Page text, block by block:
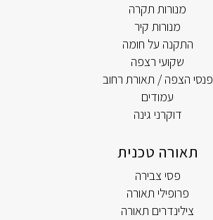
מנורות תקרה
מנורות קיר
התקנה על חומה
שקועי רצפה
פנסי הצפה / תאורת רחוב
עמודים
דוקרני גינה
תאורה טכנית
פסי צבירה
פרופילי תאורה
צילינדרים תאורה